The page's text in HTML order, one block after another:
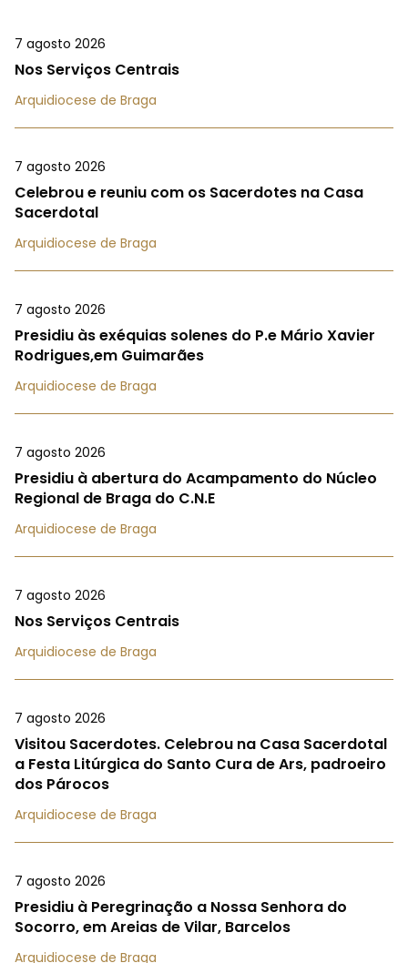
7 agosto 2026
Nos Serviços Centrais
Arquidiocese de Braga
7 agosto 2026
Celebrou e reuniu com os Sacerdotes na Casa
Sacerdotal
Arquidiocese de Braga
7 agosto 2026
Presidiu às exéquias solenes do P.e Mário Xavier
Rodrigues,em Guimarães
Arquidiocese de Braga
7 agosto 2026
Presidiu à abertura do Acampamento do Núcleo
Regional de Braga do C.N.E
Arquidiocese de Braga
7 agosto 2026
Nos Serviços Centrais
Arquidiocese de Braga
7 agosto 2026
Visitou Sacerdotes. Celebrou na Casa Sacerdotal
a Festa Litúrgica do Santo Cura de Ars, padroeiro
dos Párocos
Arquidiocese de Braga
7 agosto 2026
Presidiu à Peregrinação a Nossa Senhora do
Socorro, em Areias de Vilar, Barcelos
Arquidiocese de Braga